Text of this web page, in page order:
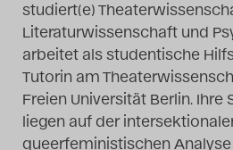
Das
Das
studiert(e)
Literaturwissenschaft und
arbeitet als studentische
Tutorin am
Freien Universität Berlin.
liegen auf der
queerfeministischen